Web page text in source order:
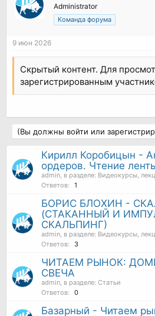
Administrator
Команда форума
9 июн 2026
Скрытый контент. Для
зарегистрированным
(Вы должны войти или
Кирилл Коробицын -
ордеров. Чтение
admin , в разделе: Видеокурсы,
Ответов:
1
БОРИС БЛОХИН -
(СТАКАННЫЙ И
СКАЛЬПИНГ)
admin , в разделе: Видеокурсы,
Ответов:
3
ЧИТАЕМ РЫНОК:
СВЕЧА
admin , в разделе: Статьи
Ответов:
0
Базарный - Читаем